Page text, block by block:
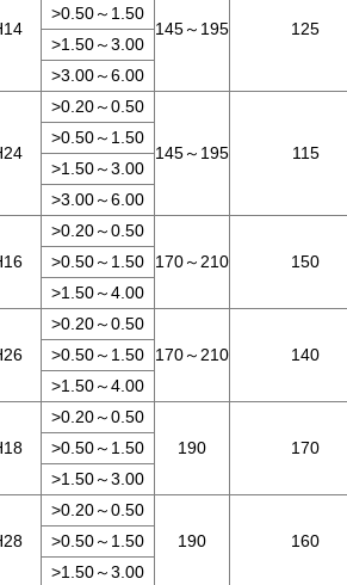
145～195 125
>0.50～1.50
>1.50～3.00
>3.00～6.00
>0.20～0.50
145～195 115
>0.50～1.50
>1.50～3.00
>3.00～6.00
>0.20～0.50
170～210
150
>0.50～1.50
>1.50～4.00
>0.20～0.50
170～210
140
>0.50～1.50
>1.50～4.00
>0.20～0.50
190
170
>0.50～1.50
>1.50～3.00
>0.20～0.50
190
160
>0.50～1.50
>1.50～3.00